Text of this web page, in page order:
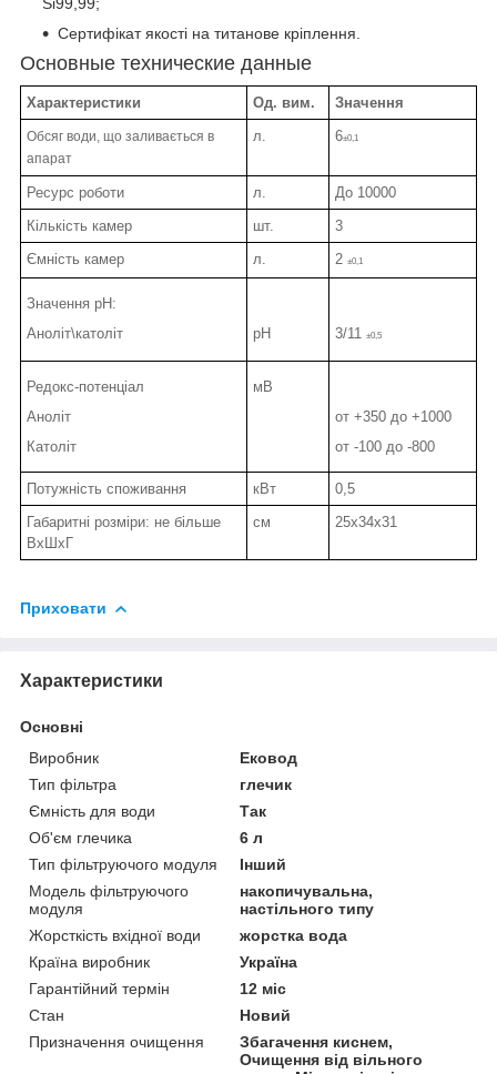
Сертифікат якості на титанове кріплення.
Основные технические данные
Характеристики Од. вим. Значення
Обсяг води, що заливається в
апарат
л. 6±0,1
Ресурс роботи л.
До 10000
Кількість камер
шт.
3
Ємність камер
л. 2 ±0,1
Значення pH:
Аноліт\католіт
рН 3/11 ±0,5
Редокс-потенціал
Аноліт
Католіт
мВ
от +350 до +1000
от -100 до -800
Потужність споживання кВт
0,5
Габаритні розміри: не більше
ВхШхГ
см 25х34х31
Приховати
Характеристики
Основні
Виробник
Ековод
Тип фільтра
глечик
Ємність для води
Так
Об'єм глечика
6 л
Тип фільтруючого модуля
Інший
Модель фільтруючого
модуля
накопичувальна,
настільного типу
Жорсткість вхідної води
жорстка вода
Країна виробник
Україна
Гарантійний термін
12 міс
Стан
Новий
Призначення очищення
Збагачення киснем,
Очищення від вільного